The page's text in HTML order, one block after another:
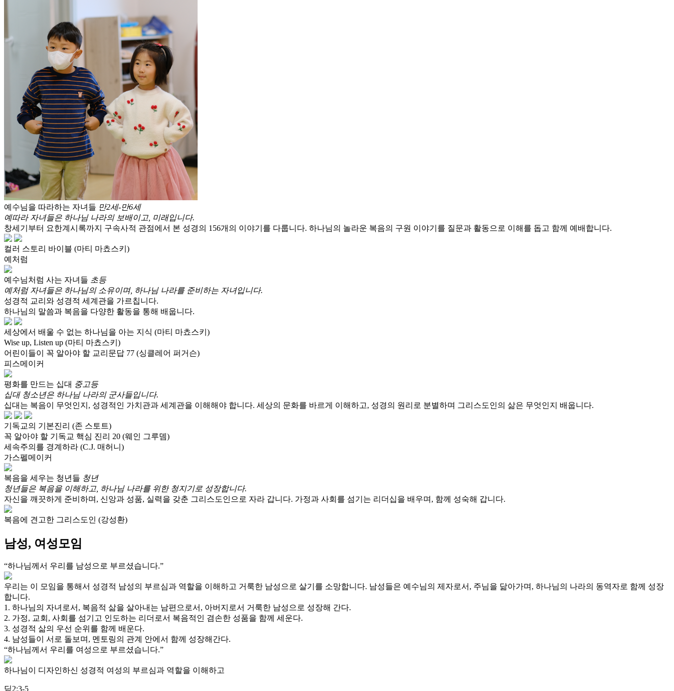
예수님을 따라하는 자녀들 만2세-만6세
예따라 자녀들은 하나님 나라의 보배이고, 미래입니다.
창세기부터 요한계시록까지 구속사적 관점에서 본 성경의 156개의 이야기를 다룹니다. 하나님의 놀라운 복음의 구원 이야기를 질문과 활동으로 이해를 돕고 함께 예배합니다.
컬러 스토리 바이블 (마티 마쵸스키)
예처럼
예수님처럼 사는 자녀들 초등
예처럼 자녀들은 하나님의 소유이며, 하나님 나라를 준비하는 자녀입니다.
성경적 교리와 성경적 세계관을 가르칩니다.
하나님의 말씀과 복음을 다양한 활동을 통해 배웁니다.
세상에서 배울 수 없는 하나님을 아는 지식 (마티 마쵸스키)
Wise up, Listen up (마티 마쵸스키)
어린이들이 꼭 알아야 할 교리문답 77 (싱클레어 퍼거슨)
피스메이커
평화를 만드는 십대 중고등
십대 청소년은 하나님 나라의 군사들입니다.
십대는 복음이 무엇인지, 성경적인 가치관과 세계관을 이해해야 합니다. 세상의 문화를 바르게 이해하고, 성경의 원리로 분별하며 그리스도인의 삶은 무엇인지 배웁니다.
기독교의 기본진리 (존 스토트)
꼭 알아야 할 기독교 핵심 진리 20 (웨인 그루뎀)
세속주의를 경계하라 (C.J. 매허니)
가스펠메이커
복음을 세우는 청년들 청년
청년들은 복음을 이해하고, 하나님 나라를 위한 청지기로 성장합니다.
자신을 깨끗하게 준비하며, 신앙과 성품, 실력을 갖춘 그리스도인으로 자라 갑니다. 가정과 사회를 섬기는 리더십을 배우며, 함께 성숙해 갑니다.
복음에 견고한 그리스도인 (강성환)
남성, 여성모임
“하나님께서 우리를 남성으로 부르셨습니다.”
우리는 이 모임을 통해서 성경적 남성의 부르심과 역할을 이해하고 거룩한 남성으로 살기를 소망합니다. 남성들은 예수님의 제자로서, 주님을 닮아가며, 하나님의 나라의 동역자로 함께 성장
합니다.
1. 하나님의 자녀로서, 복음적 삶을 살아내는 남편으로서, 아버지로서 거룩한 남성으로 성장해 간다.
2. 가정, 교회, 사회를 섬기고 인도하는 리더로서 복음적인 겸손한 성품을 함께 세운다.
3. 성경적 삶의 우선 순위를 함께 배운다.
4. 남성들이 서로 돌보며, 멘토링의 관계 안에서 함께 성장해간다.
“하나님께서 우리를 여성으로 부르셨습니다.”
하나님이 디자인하신 성경적 여성의 부르심과 역할을 이해하고
딛2:3-5